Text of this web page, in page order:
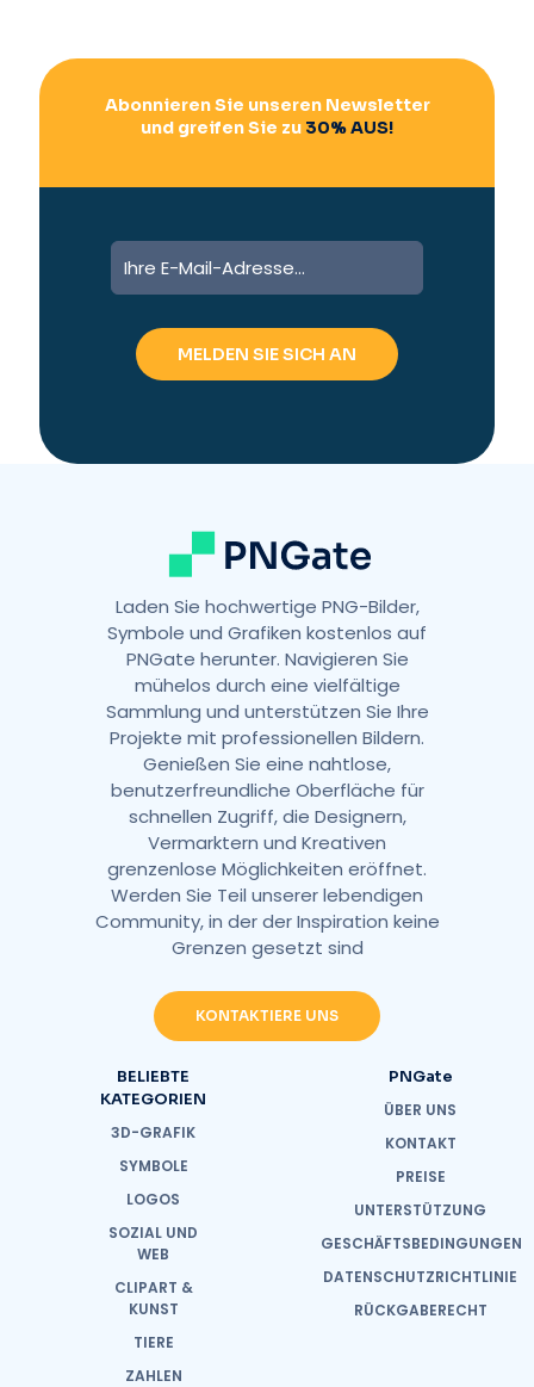
Abonnieren Sie unseren Newsletter
und greifen Sie zu 30% AUS!
Laden Sie hochwertige PNG-Bilder,
Symbole und Grafiken kostenlos auf
PNGate herunter. Navigieren Sie
mühelos durch eine vielfältige
Sammlung und unterstützen Sie Ihre
Projekte mit professionellen Bildern.
Genießen Sie eine nahtlose,
benutzerfreundliche Oberfläche für
schnellen Zugriff, die Designern,
Vermarktern und Kreativen
grenzenlose Möglichkeiten eröffnet.
Werden Sie Teil unserer lebendigen
Community, in der der Inspiration keine
Grenzen gesetzt sind
KONTAKTIERE UNS
BELIEBTE
KATEGORIEN
3D-GRAFIK
SYMBOLE
LOGOS
SOZIAL UND
WEB
CLIPART &
KUNST
TIERE
ZAHLEN
PNGate
ÜBER UNS
KONTAKT
PREISE
UNTERSTÜTZUNG
GESCHÄFTSBEDINGUNGEN
DATENSCHUTZRICHTLINIE
RÜCKGABERECHT